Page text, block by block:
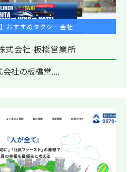
】おすすめタクシー会社
式会社 板橋営業所
社の板橋営....